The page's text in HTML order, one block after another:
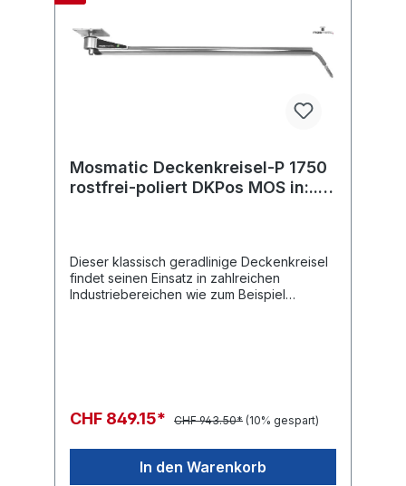
Mosmatic Deckenkreisel-P 1750
rostfrei-poliert DKPos MOS in:...
Dieser klassisch geradlinige Deckenkreisel
findet seinen Einsatz in zahlreichen
Industriebereichen wie zum Beispiel
Lagerdesign Mehrere
CHF 849.15* CHF 943.50* (10% gespart)
In den Warenkorb